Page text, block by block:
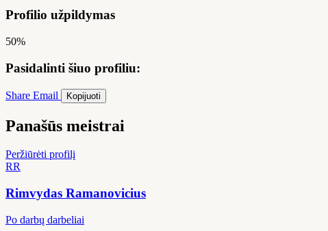
Profilio užpildymas
50%
Pasidalinti šiuo profiliu:
Share Email Kopijuoti
Panašūs meistrai
Peržiūrėti profilį
RR
Rimvydas Ramanovicius
Po darbų darbeliai